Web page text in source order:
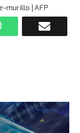
murillo | AFP